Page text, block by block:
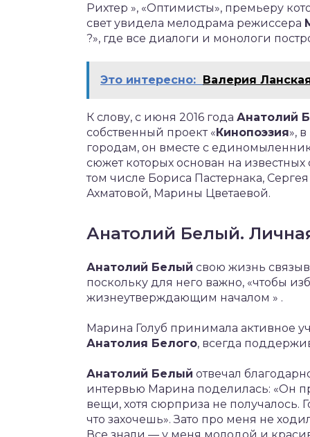
Рихтер », «Оптимисты», премьеру
свет увидела мелодрама режиссера
?», где все диалоги и монологи
Это интересно: Валерия
К слову, с июня 2016 года Анатолий
собственный проект «Кинопоэзия»,
городам, он вместе с
сюжет которых основан на
том числе Бориса Пастернака,
Ахматовой, Марины Цветаевой.
Анатолий Белый.
Анатолий Белый свою жизнь
поскольку для него важно, «чтобы
жизнеутверждающим началом » .
Марина Голуб принимала активное
Анатолия Белого, всегда
Анатолий Белый отвечал
интервью Марина поделилась: «Он
вещи, хотя сюрприза не
что захочешь». Зато про меня не
Все знали — у меня молодой и